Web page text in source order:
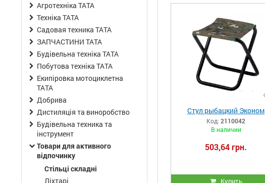
Стул рыбацкий Эконом
Код: 2110042
В наличии
503,64 грн.
Купить
Агротехніка ТАТА
Техніка ТАТА
Садовая техника ТАТА
ЗАПЧАСТИНИ ТАТА
Будівельна техніка ТАТА
Побутова техніка ТАТА
Екипіровка мотоциклетна
ТАТА
Добрива
Дистиляція та виноробство
Будівельна техника та
інструмент
Товари для активного
відпочинку
Стільці складні
Ліхтарі